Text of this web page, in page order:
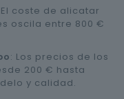
El coste de alicatar
oscila entre 800 €
: Los precios de los
200 € hasta
y calidad.